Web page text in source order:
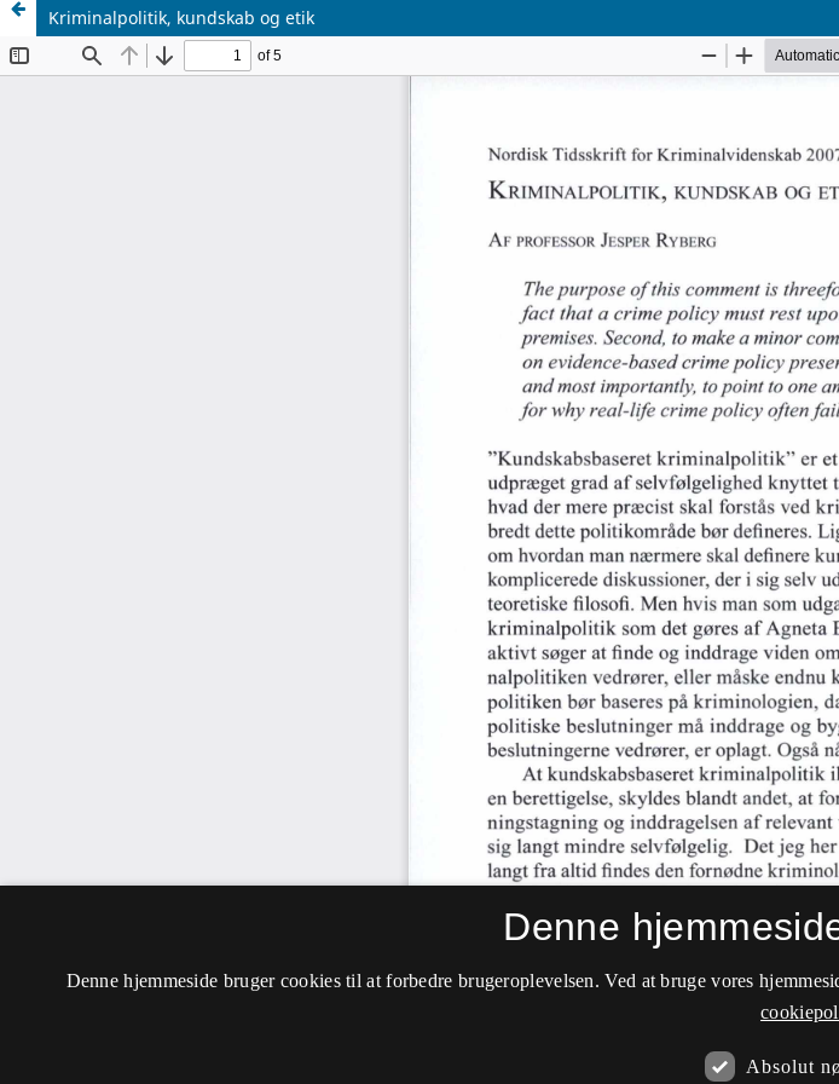
Kriminalpolitik, kundskab og etik
Denne
Denne hjemmeside bruger cookies til at forbedre brugeroplevelsen. Ved at bruge vores
Absolut